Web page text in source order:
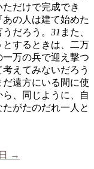
だけで完成でき
あの人は建て始めた
だろう。 31 また、
するときは、二万
万の兵で迎え撃つ
えてみないだろう
遠方にいる間に使
ら、同じように、自
がたのだれ一人と
→